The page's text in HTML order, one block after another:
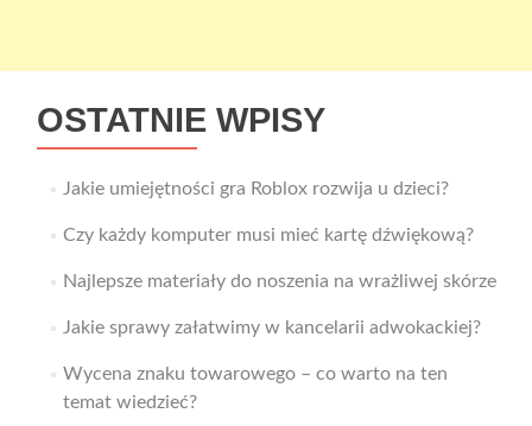
OSTATNIE WPISY
Jakie umiejętności gra Roblox rozwija u dzieci?
Czy każdy komputer musi mieć kartę dźwiękową?
Najlepsze materiały do noszenia na wrażliwej skórze
Jakie sprawy załatwimy w kancelarii adwokackiej?
Wycena znaku towarowego – co warto na ten
temat wiedzieć?